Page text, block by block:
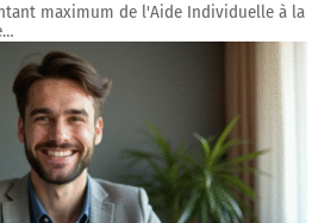
maximum de l'Aide Individuelle à la
…